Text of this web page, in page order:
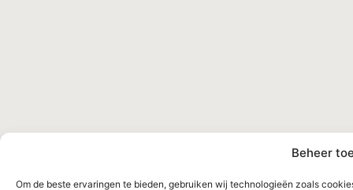
Beheer
Om de beste ervaringen te bieden, gebruiken wij technologieën zoals